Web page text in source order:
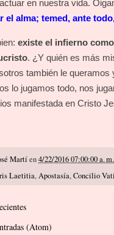
en nuestra vida.
el alma; temed, ante
existe el infierno
. ¿Y quién es más
también le
lo jugamos todo, nos
manifestada en Cristo
Martíen4/22/2016 07:00:00 a. m.
Laetitia,Apostasía,Concilio
(Atom)